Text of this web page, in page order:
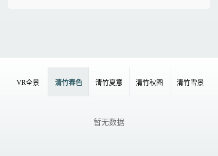
VR全景 清竹春色 清竹夏意 清竹秋图 清竹雪景
暂无数据